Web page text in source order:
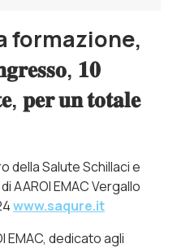
formazione,
𝟏𝟎
𝐩𝐞𝐫 𝐮𝐧 𝐭𝐨𝐭𝐚𝐥𝐞
della Salute Schillaci e
AAROI EMAC Vergallo
www.saqure.it
EMAC, dedicato agli